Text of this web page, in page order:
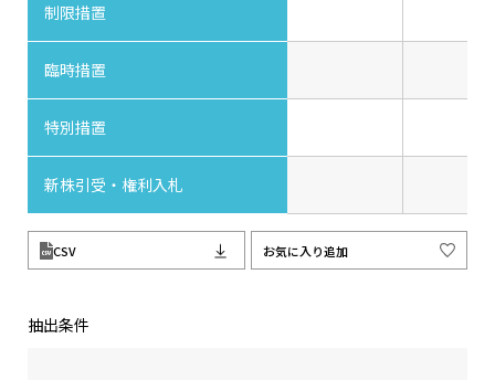
制限措置
臨時措置
特別措置
新株引受・権利入札
CSV お気に入り追加
抽出条件